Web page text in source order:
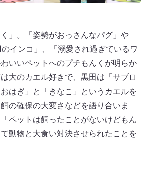
」。「姿勢がおっさんなパグ」や
のインコ」、「溺愛され過ぎているワ
いいペットへのプチもんくが明らか
大のカエル好きで、黒田は「サブロ
はぎ」と「きなこ」というカエルを
の確保の大変さなどを語り合いま
ペットは飼ったことがないけどもん
動物と大食い対決させられたことを